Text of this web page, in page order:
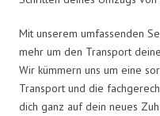
Mit unserem umfassenden
mehr um den Transport
Wir kümmern uns um eine
Transport und die
dich ganz auf dein neues